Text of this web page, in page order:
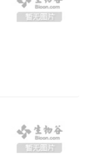
版GMP认证